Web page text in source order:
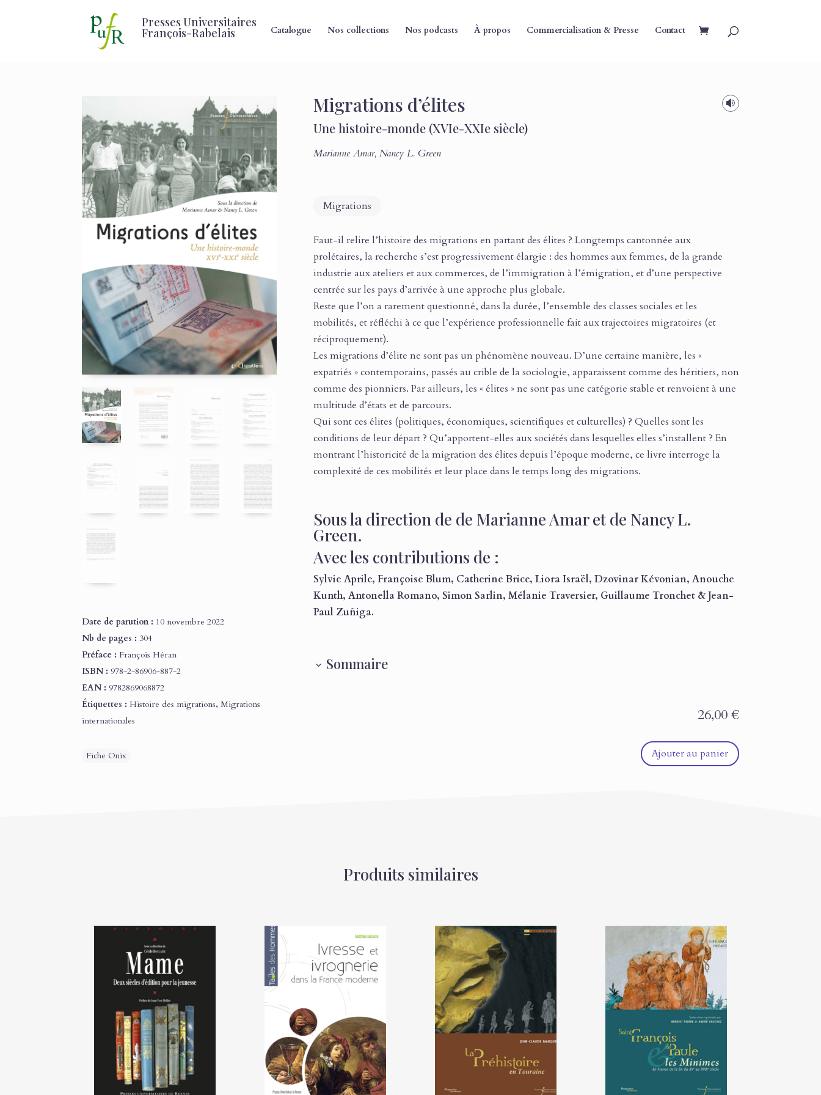
Presses Universitaires
François-Rabelais Catalogue Nos collections Nos podcasts À propos Commercialisation & Presse Contact

Date de parution : 10 novembre 2022
Nb de pages : 304
Préface : François Héran
ISBN : 978-2-86906-887-2
EAN : 9782869068872
Étiquettes : Histoire des migrations,Migrations
internationales
Migrations d’élites
Une histoire-monde (XVIe-XXIe siècle)
Marianne Amar, Nancy L. Green
Migrations
Faut-il relire l’histoire des migrations en partant des élites ? Longtemps cantonnée aux
prolétaires, la recherche s’est progressivement élargie : des hommes aux femmes, de la grande
industrie aux ateliers et aux commerces, de l’immigration à l’émigration, et d’une perspective
centrée sur les pays d’arrivée à une approche plus globale.
Reste que l’on a rarement questionné, dans la durée, l’ensemble des classes sociales et les
mobilités, et réfléchi à ce que l’expérience professionnelle fait aux trajectoires migratoires (et
réciproquement).
Les migrations d’élite ne sont pas un phénomène nouveau. D’une certaine manière, les «
expatriés » contemporains, passés au crible de la sociologie, apparaissent comme des héritiers, non
comme des pionniers. Par ailleurs, les « élites » ne sont pas une catégorie stable et renvoient à une
multitude d’états et de parcours.
Qui sont ces élites (politiques, économiques, scientifiques et culturelles) ? Quelles sont les
conditions de leur départ ? Qu’apportent-elles aux sociétés dans lesquelles elles s’installent ? En
montrant l’historicité de la migration des élites depuis l’époque moderne, ce livre interroge la
complexité de ces mobilités et leur place dans le temps long des migrations.
Sous la direction de de Marianne Amar et de Nancy L.
Green.
Avec les contributions de :
Sylvie Aprile, Françoise Blum, Catherine Brice, Liora Israël, Dzovinar Kévonian, Anouche
Kunth, Antonella Romano, Simon Sarlin, Mélanie Traversier, Guillaume Tronchet & Jean-
Paul Zuñiga.
Sommaire
26,00 €
Ajouter au panier
Produits similaires